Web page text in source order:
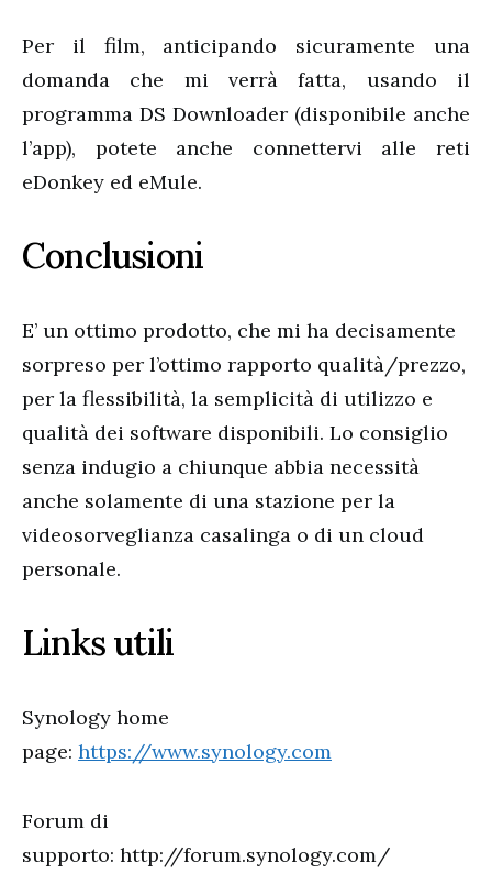
Per il film, anticipando sicuramente una
domanda che mi verrà fatta, usando il
programma DS Downloader (disponibile anche
l’app), potete anche connettervi alle reti
eDonkey ed eMule.
Conclusioni
E’ un ottimo prodotto, che mi ha decisamente
sorpreso per l’ottimo rapporto qualità/prezzo,
per la flessibilità, la semplicità di utilizzo e
qualità dei software disponibili. Lo consiglio
senza indugio a chiunque abbia necessità
anche solamente di una stazione per la
videosorveglianza casalinga o di un cloud
personale.
Links utili
Synology home
page: https://www.synology.com
Forum di
supporto: http://forum.synology.com/